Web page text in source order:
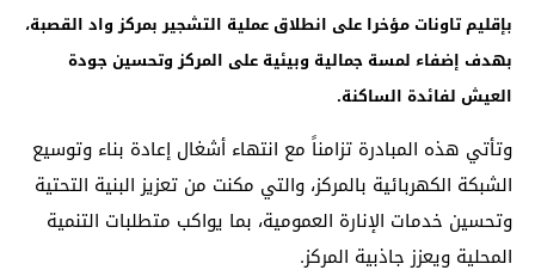
بإقليم تاونات مؤخرا على انطلاق عملية التشجير بمركز واد القصبة،
بهدف إضفاء لمسة جمالية وبيئية على المركز وتحسين جودة
العيش لفائدة الساكنة.
وتأتي هذه المبادرة تزامناً مع انتهاء أشغال إعادة بناء وتوسيع
الشبكة الكهربائية بالمركز، والتي مكنت من تعزيز البنية التحتية
وتحسين خدمات الإنارة العمومية، بما يواكب متطلبات التنمية
المحلية ويعزز جاذبية المركز.